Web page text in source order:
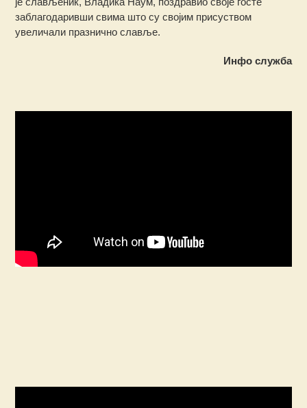
заблагодаривши свима што су својим присуством
увеличали празнично славље.
Инфо служба